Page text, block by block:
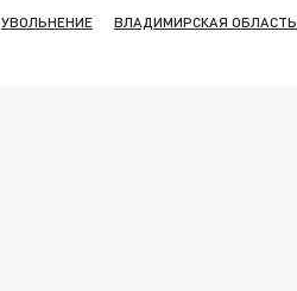
УВОЛЬНЕНИЕ ВЛАДИМИРСКАЯ ОБЛАСТЬ